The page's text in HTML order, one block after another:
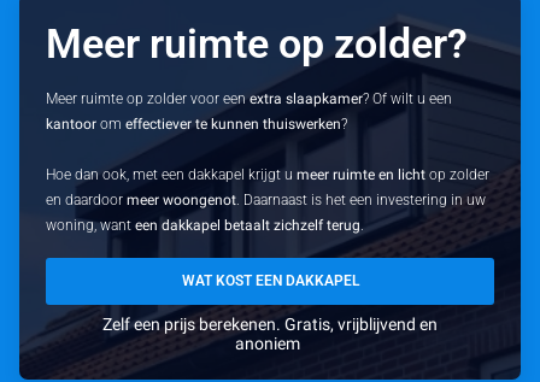
Meer ruimte op zolder?
Meer ruimte op zolder voor eenextra slaapkamer? Of wilt u een
kantoor omeffectiever te kunnen thuiswerken?
Hoe dan ook, met een dakkapel krijgt umeer ruimte en licht op zolder
en daardoormeer woongenot. Daarnaast is het een investering in uw
woning, wanteen dakkapel betaalt zichzelf terug.
WAT KOST EEN DAKKAPEL
Zelf een prijs berekenen. Gratis, vrijblijvend en
anoniem